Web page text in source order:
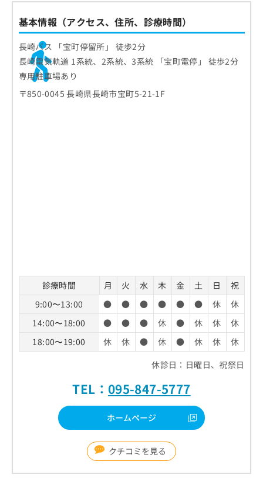
基本情報（アクセス、住所、診療時間）
長崎バス 「宝町停留所」 徒歩2分
長崎電気軌道 1系統、2系統、3系統 「宝町電停」 徒歩2分
専用駐車場あり
〒850-0045 長崎県長崎市宝町5-21-1F
診療時間 月 火 水 木 金 土 日
祝
9:00〜13:00
● ● ● ● ● ● 休
休
14:00〜18:00
● ● ● 休 ● 休 休
休
18:00〜19:00
休 休 ● 休 ● 休 休
休
休診日：日曜日、祝祭日
TEL： 095-847-5777
ホームページ
クチコミを見る